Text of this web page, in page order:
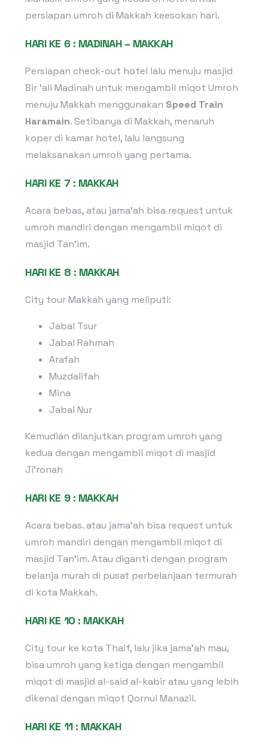
persiapan umroh di Makkah keesokan hari.
HARI KE 6 : MADINAH – MAKKAH
Persiapan check-out hotel lalu menuju masjid
Bir ‘ali Madinah untuk mengambil miqot Umroh
menuju Makkah menggunakan Speed Train
Haramain. Setibanya di Makkah, menaruh
koper di kamar hotel, lalu langsung
melaksanakan umroh yang pertama.
HARI KE 7 : MAKKAH
Acara bebas, atau jama’ah bisa request untuk
umroh mandiri dengan mengambil miqot di
masjid Tan’im.
HARI KE 8 : MAKKAH
City tour Makkah yang meliputi:
Jabal Tsur
Jabal Rahmah
Arafah
Muzdalifah
Mina
Jabal Nur
Kemudian dilanjutkan program umroh yang
kedua dengan mengambil miqot di masjid
Ji’ronah
HARI KE 9 : MAKKAH
Acara bebas. atau jama’ah bisa request untuk
umroh mandiri dengan mengambil miqot di
masjid Tan’im. Atau diganti dengan program
belanja murah di pusat perbelanjaan termurah
di kota Makkah.
HARI KE 10 : MAKKAH
City tour ke kota Thaif, lalu jika jama’ah mau,
bisa umroh yang ketiga dengan mengambil
miqot di masjid al-said al-kabir atau yang lebih
dikenal dengan miqot Qornul Manazil.
HARI KE 11 : MAKKAH